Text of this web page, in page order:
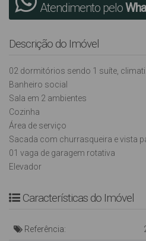
Atendimento pelo
Descrição do Imóvel
02 dormitórios sendo 1 suíte,
Banheiro social
Sala em 2 ambientes
Cozinha
Área de serviço
Sacada com churrasqueira e vista
01 vaga de garagem rotativa
Elevador
Características do Imóvel
Referência: